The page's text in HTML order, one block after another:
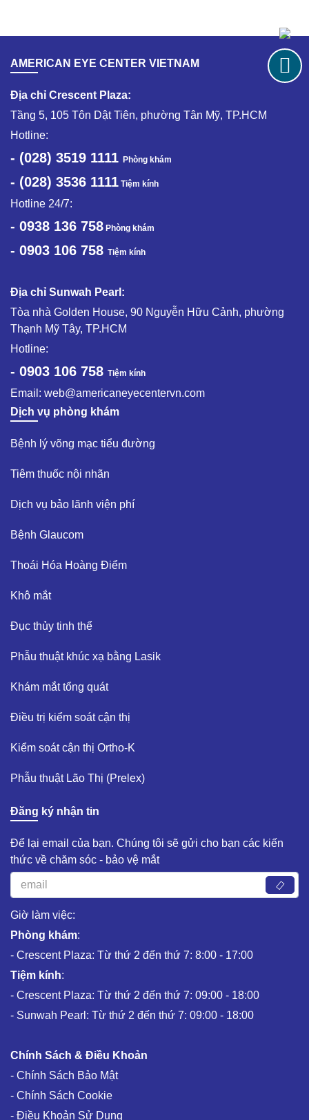
AMERICAN EYE CENTER VIETNAM
Địa chỉ Crescent Plaza:
Tầng 5, 105 Tôn Dật Tiên, phường Tân Mỹ, TP.HCM
Hotline:
- (028) 3519 1111 Phòng khám
- (028) 3536 1111 Tiệm kính
Hotline 24/7:
- 0938 136 758 Phòng khám
- 0903 106 758 Tiệm kính
Địa chỉ Sunwah Pearl:
Tòa nhà Golden House, 90 Nguyễn Hữu Cảnh, phường
Thạnh Mỹ Tây, TP.HCM
Hotline:
- 0903 106 758 Tiệm kính
Email: web@americaneyecentervn.com
Dịch vụ phòng khám
Bệnh lý võng mạc tiểu đường​
Tiêm thuốc nội nhãn ​
Dịch vụ bảo lãnh viện phí​
Bệnh Glaucom​
Thoái Hóa Hoàng Điểm​
Khô mắt​
Đục thủy tinh thể ​
Phẫu thuật khúc xạ bằng Lasik​
Khám mắt tổng quát​
Điều trị kiểm soát cận thị ​
Kiểm soát cận thị Ortho-K​
Phẫu thuật Lão Thị (Prelex)​
Đăng ký nhận tin
Để lại email của bạn. Chúng tôi sẽ gửi cho bạn các kiến
thức về chăm sóc - bảo vệ mắt
Giờ làm việc:
Phòng khám:
- Crescent Plaza: Từ thứ 2 đến thứ 7: 8:00 - 17:00
Tiệm kính:
- Crescent Plaza: Từ thứ 2 đến thứ 7: 09:00 - 18:00
- Sunwah Pearl: Từ thứ 2 đến thứ 7: 09:00 - 18:00
Chính Sách & Điều Khoản
- Chính Sách Bảo Mật
- Chính Sách Cookie
- Điều Khoản Sử Dụng